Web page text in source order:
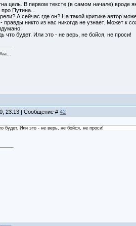
цель. В первом тексте (в самом начале) вроде
Путина...
А сейчас где он? На такой критике автор
никто из нас никогда не узнает. Может к
что будет. Или это - не верь, не бойся, не проси!
23:13 | Сообщение # 42
будет. Или это - не верь, не бойся, не проси!